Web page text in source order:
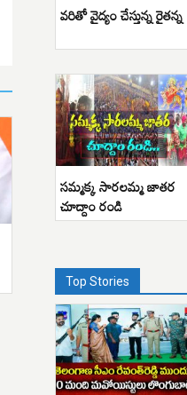
వరితో వైద్యం చేస్తున్న రైతన్న
సమ్మక్క సారలమ్మ జాతర
చూద్దాం రండి
Top Stories